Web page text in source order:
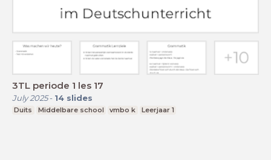
3TL periode 1 les 17
July 2025- 14 slides
Duits Middelbare school vmbo k Leerjaar 1